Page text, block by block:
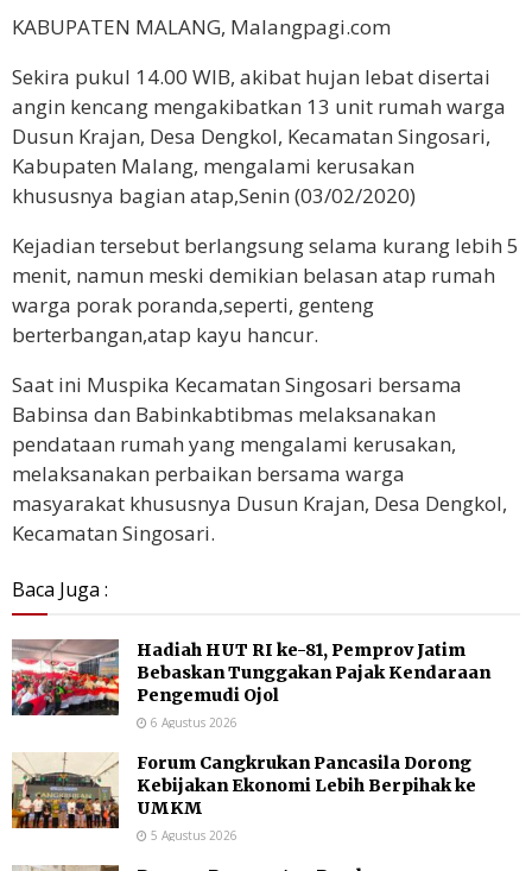
KABUPATEN MALANG, Malangpagi.com
Sekira pukul 14.00 WIB, akibat hujan lebat disertai
angin kencang mengakibatkan 13 unit rumah warga
Dusun Krajan, Desa Dengkol, Kecamatan Singosari,
Kabupaten Malang, mengalami kerusakan
khususnya bagian atap,Senin (03/02/2020)
Kejadian tersebut berlangsung selama kurang lebih 5
menit, namun meski demikian belasan atap rumah
warga porak poranda,seperti, genteng
berterbangan,atap kayu hancur.
Saat ini Muspika Kecamatan Singosari bersama
Babinsa dan Babinkabtibmas melaksanakan
pendataan rumah yang mengalami kerusakan,
melaksanakan perbaikan bersama warga
masyarakat khususnya Dusun Krajan, Desa Dengkol,
Kecamatan Singosari.
Baca Juga :
Hadiah HUT RI ke-81, Pemprov Jatim
Bebaskan Tunggakan Pajak Kendaraan
Pengemudi Ojol
6 Agustus 2026
Forum Cangkrukan Pancasila Dorong
Kebijakan Ekonomi Lebih Berpihak ke
UMKM
5 Agustus 2026